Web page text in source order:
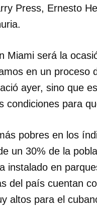
Press, Ernesto
Miami será la
en un proceso
ayer, sino que
condiciones para
pobres en los
un 30% de la
instalado en
del país cuentan
altos para el